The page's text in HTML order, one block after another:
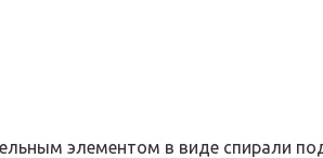
элементом в виде спирали